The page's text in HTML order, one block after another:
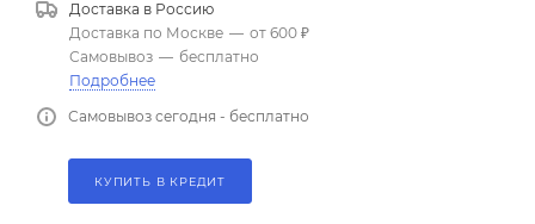
Доставка в Россию
Доставка по Москве — от 600 ₽
Самовывоз — бесплатно
Подробнее
Самовывоз сегодня - бесплатно
КУПИТЬ В КРЕДИТ